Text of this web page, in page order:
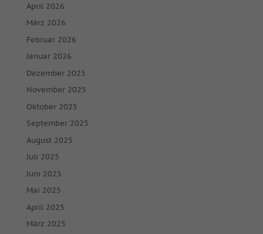
April 2026
März 2026
Februar 2026
Januar 2026
Dezember 2025
November 2025
Oktober 2025
September 2025
August 2025
Juli 2025
Juni 2025
Mai 2025
April 2025
März 2025